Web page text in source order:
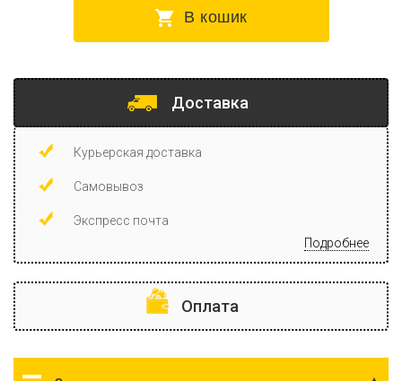
В кошик
Доставка
Курьерская доставка
Самовывоз
Экспресс почта
Подробнее
Оплата